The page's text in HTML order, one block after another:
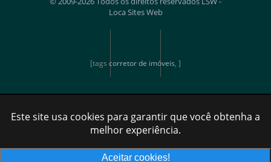
Loca Sites Web
[tags corretor de imóveis, ]
Este site usa cookies para garantir que você obtenha a
melhor experiência.
Aceitar cookies!